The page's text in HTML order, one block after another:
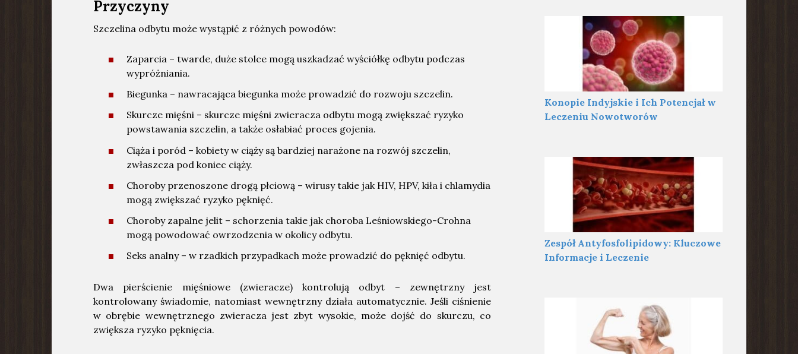
Przyczyny
Szczelina odbytu może wystąpić z różnych powodów:
Zaparcia – twarde, duże stolce mogą uszkadzać wyściółkę odbytu podczas
wypróżniania.
Biegunka – nawracająca biegunka może prowadzić do rozwoju szczelin.
Skurcze mięśni – skurcze mięśni zwieracza odbytu mogą zwiększać ryzyko
powstawania szczelin, a także osłabiać proces gojenia.
Ciąża i poród – kobiety w ciąży są bardziej narażone na rozwój szczelin,
zwłaszcza pod koniec ciąży.
Choroby przenoszone drogą płciową – wirusy takie jak HIV, HPV, kiła i chlamydia
mogą zwiększać ryzyko pęknięć.
Choroby zapalne jelit – schorzenia takie jak choroba Leśniowskiego-Crohna
mogą powodować owrzodzenia w okolicy odbytu.
Seks analny – w rzadkich przypadkach może prowadzić do pęknięć odbytu.
Dwa pierścienie mięśniowe (zwieracze) kontrolują odbyt – zewnętrzny jest
kontrolowany świadomie, natomiast wewnętrzny działa automatycznie. Jeśli ciśnienie
w obrębie wewnętrznego zwieracza jest zbyt wysokie, może dojść do skurczu, co
zwiększa ryzyko pęknięcia.
Konopie Indyjskie i Ich Potencjał w
Leczeniu Nowotworów
Zespół Antyfosfolipidowy: Kluczowe
Informacje i Leczenie